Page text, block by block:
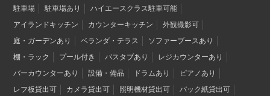
駐車場
駐車場あり
ハイエースクラス駐車可能
アイランドキッチン
カウンターキッチン
外観撮影可
庭・ガーデンあり
ベランダ・テラス
ソファーブースあり
棚・ラック
プール付き バスタブあり
レジカウンターあり
バーカウンターあり
設備・備品 ドラムあり
ピアノあり
レフ板貸出可
カメラ貸出可 照明機材貸出可
バック紙貸出可